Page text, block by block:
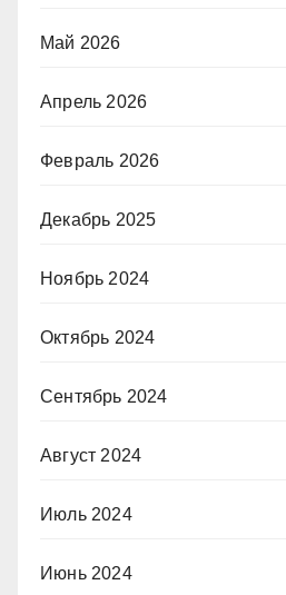
Май 2026
Апрель 2026
Февраль 2026
Декабрь 2025
Ноябрь 2024
Октябрь 2024
Сентябрь 2024
Август 2024
Июль 2024
Июнь 2024